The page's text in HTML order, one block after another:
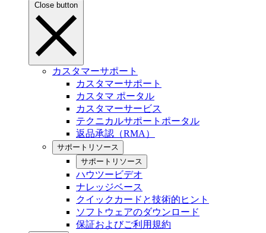
Close button
カスタマーサポート
カスタマーサポート
カスタマ ポータル
カスタマーサービス
テクニカルサポートポータル
返品承認（RMA）
サポートリソース
サポートリソース
ハウツービデオ
ナレッジベース
クイックカードと技術的ヒント
ソフトウェアのダウンロード
保証およびご利用規約